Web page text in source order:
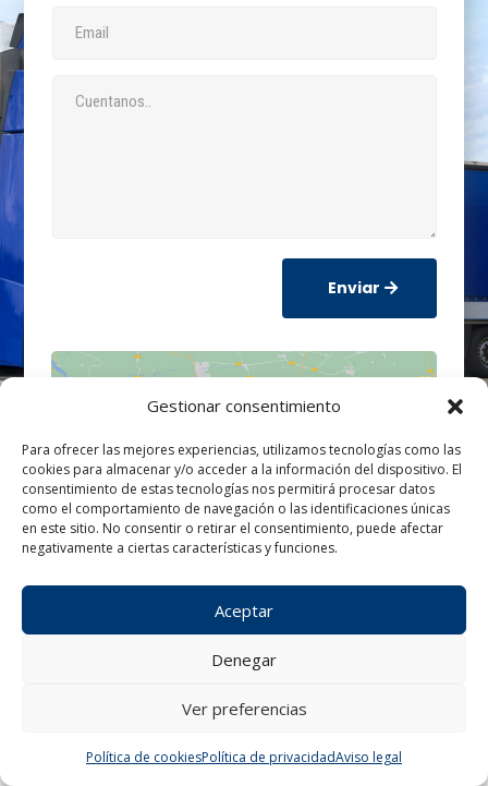
Gestionar consentimiento
Para ofrecer las mejores experiencias, utilizamos tecnologías como las
cookies para almacenar y/o acceder a la información del dispositivo. El
consentimiento de estas tecnologías nos permitirá procesar datos
como el comportamiento de navegación o las identificaciones únicas
en este sitio. No consentir o retirar el consentimiento, puede afectar
negativamente a ciertas características y funciones.
Aceptar
Denegar
Ver preferencias
Política de cookiesPolítica de privacidadAviso legal
Enviar
Haz clic para aceptar cookies de
marketing y permitir este contenido
¿Tienes alguna consulta?